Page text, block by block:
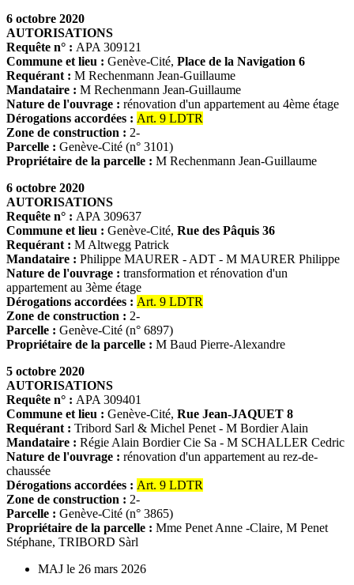
6 octobre 2020
AUTORISATIONS
Requête n° : APA 309121
Commune et lieu : Genève-Cité, Place de la Navigation 6
Requérant : M Rechenmann Jean-Guillaume
Mandataire : M Rechenmann Jean-Guillaume
Nature de l'ouvrage : rénovation d'un appartement au 4ème étage
Dérogations accordées : Art. 9 LDTR
Zone de construction : 2-
Parcelle : Genève-Cité (n° 3101)
Propriétaire de la parcelle : M Rechenmann Jean-Guillaume
6 octobre 2020
AUTORISATIONS
Requête n° : APA 309637
Commune et lieu : Genève-Cité, Rue des Pâquis 36
Requérant : M Altwegg Patrick
Mandataire : Philippe MAURER - ADT - M MAURER Philippe
Nature de l'ouvrage : transformation et rénovation d'un
appartement au 3ème étage
Dérogations accordées : Art. 9 LDTR
Zone de construction : 2-
Parcelle : Genève-Cité (n° 6897)
Propriétaire de la parcelle : M Baud Pierre-Alexandre
5 octobre 2020
AUTORISATIONS
Requête n° : APA 309401
Commune et lieu : Genève-Cité, Rue Jean-JAQUET 8
Requérant : Tribord Sarl & Michel Penet - M Bordier Alain
Mandataire : Régie Alain Bordier Cie Sa - M SCHALLER Cedric
Nature de l'ouvrage : rénovation d'un appartement au rez-de-
chaussée
Dérogations accordées : Art. 9 LDTR
Zone de construction : 2-
Parcelle : Genève-Cité (n° 3865)
Propriétaire de la parcelle : Mme Penet Anne -Claire, M Penet
Stéphane, TRIBORD Sàrl
MAJ le 26 mars 2026